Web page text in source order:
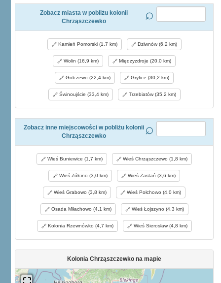
Zobacz miasta w pobliżu kolonii
Chrząszczewko
Kamień Pomorski (1,7 km) Dziwnów (6,2 km)
Wolin (16,9 km) Międzyzdroje (20,0 km)
Golczewo (22,4 km) Gryfice (30,2 km)
Świnoujście (33,4 km) Trzebiatów (35,2 km)
Zobacz inne miejscowości w pobliżu kolonii
Chrząszczewko
Wieś Buniewice (1,7 km) Wieś Chrząszczewo (1,8 km)
Wieś Żółcino (3,0 km) Wieś Zastań (3,6 km)
Wieś Grabowo (3,8 km) Wieś Połchowo (4,0 km)
Osada Miłachowo (4,1 km) Wieś Łojszyno (4,3 km)
Kolonia Rzewnówko (4,7 km) Wieś Sierosław (4,8 km)
Kolonia Chrząszczewko na mapie